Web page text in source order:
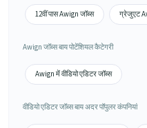
12वीं पास Awign जॉब्स ग्रेजुएट
Awign जॉब्स बाय पोटेंशियल कैटेगरी
Awign में वीडियो एडिटर जॉब्स
वीडियो एडिटर जॉब्स बाय अदर पॉपुलर कंपनियां